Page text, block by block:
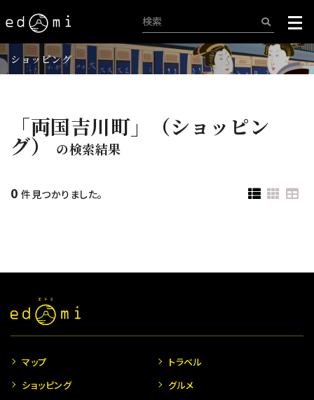
ショッピング
「両国吉川町」（ショッピン
グ） の検索結果
0 件見つかりました。
マップ
トラベル
ショッピング
グルメ